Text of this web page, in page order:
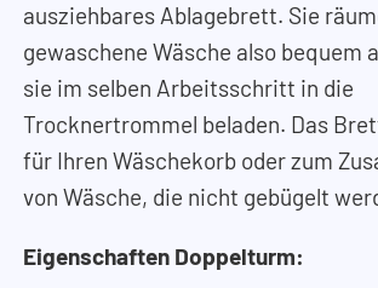
ausziehbares Ablagebrett. Sie
gewaschene Wäsche also bequem
sie im selben Arbeitsschritt in die
Trocknertrommel beladen. Das
für Ihren Wäschekorb oder zum
von Wäsche, die nicht gebügelt
Eigenschaften Doppelturm: